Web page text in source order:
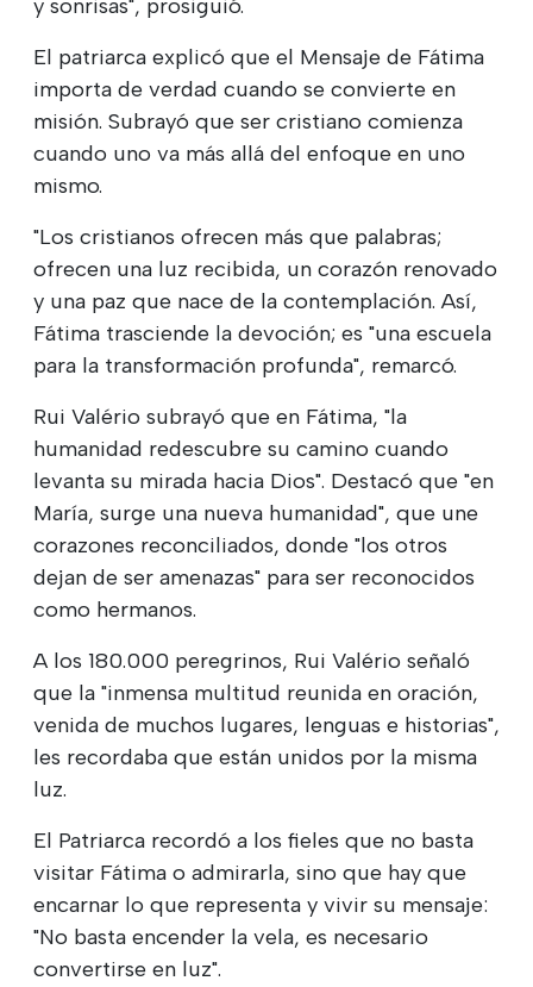
y sonrisas", prosiguió.
El patriarca explicó que el Mensaje de Fátima
importa de verdad cuando se convierte en
misión. Subrayó que ser cristiano comienza
cuando uno va más allá del enfoque en uno
mismo.
"Los cristianos ofrecen más que palabras;
ofrecen una luz recibida, un corazón renovado
y una paz que nace de la contemplación. Así,
Fátima trasciende la devoción; es "una escuela
para la transformación profunda", remarcó.
Rui Valério subrayó que en Fátima, "la
humanidad redescubre su camino cuando
levanta su mirada hacia Dios". Destacó que "en
María, surge una nueva humanidad", que une
corazones reconciliados, donde "los otros
dejan de ser amenazas" para ser reconocidos
como hermanos.
A los 180.000 peregrinos, Rui Valério señaló
que la "inmensa multitud reunida en oración,
venida de muchos lugares, lenguas e historias",
les recordaba que están unidos por la misma
luz.
El Patriarca recordó a los fieles que no basta
visitar Fátima o admirarla, sino que hay que
encarnar lo que representa y vivir su mensaje:
"No basta encender la vela, es necesario
convertirse en luz".